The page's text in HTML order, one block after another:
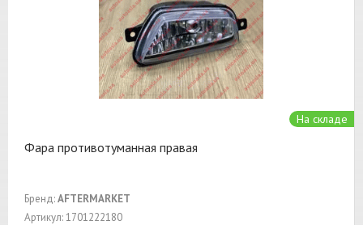
На складе
Фара противотуманная правая
Бренд:AFTERMARKET
Артикул: 1701222180